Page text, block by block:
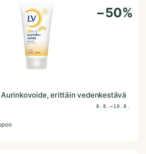
−50%
Aurinkovoide, erittäin vedenkestävä
8.8.–10.8.